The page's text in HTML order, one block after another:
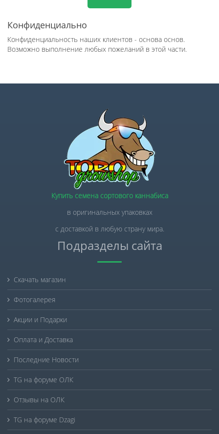
Конфиденциально
Конфиденциальность наших клиентов - основа основ.
Возможно выполнение любых пожеланий в этой части.
Купить семена сортового каннабиса
в оригинальных упаковках
с доставкой в любую страну мира.
Подразделы сайта
Скачать магазин
Фотогалерея
Акции и Подарки
Оплата и Доставка
Последние Новости
TG на форуме ОЛК
Отзывы на ОЛК
TG на форуме Dzagi